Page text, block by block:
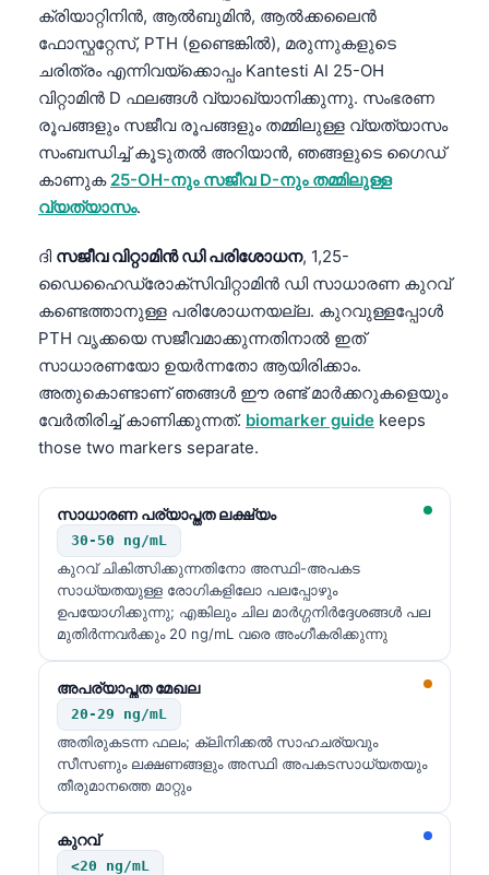
ക്രിയാറ്റിനിൻ, ആൽബുമിൻ, ആൽക്കലൈൻ
ഫോസ്ഫറ്റേസ്, PTH (ഉണ്ടെങ്കിൽ), മരുന്നുകളുടെ
ചരിത്രം എന്നിവയ്ക്കൊപ്പം Kantesti AI 25-OH
വിറ്റാമിൻ D ഫലങ്ങൾ വ്യാഖ്യാനിക്കുന്നു. സംഭരണ
രൂപങ്ങളും സജീവ രൂപങ്ങളും തമ്മിലുള്ള വ്യത്യാസം
സംബന്ധിച്ച് കൂടുതൽ അറിയാൻ, ഞങ്ങളുടെ ഗൈഡ്
കാണുക 25-OH-നും സജീവ D-നും തമ്മിലുള്ള
വ്യത്യാസം.
ദി സജീവ വിറ്റാമിൻ ഡി പരിശോധന, 1,25-
ഡൈഹൈഡ്രോക്സിവിറ്റാമിൻ ഡി സാധാരണ കുറവ്
കണ്ടെത്താനുള്ള പരിശോധനയല്ല. കുറവുള്ളപ്പോൾ
PTH വൃക്കയെ സജീവമാക്കുന്നതിനാൽ ഇത്
സാധാരണയോ ഉയർന്നതോ ആയിരിക്കാം.
അതുകൊണ്ടാണ് ഞങ്ങൾ ഈ രണ്ട് മാർക്കറുകളെയും
വേർതിരിച്ച് കാണിക്കുന്നത്. biomarker guide keeps
those two markers separate.
സാധാരണ പര്യാപ്തത ലക്ഷ്യം
30-50 ng/mL
കുറവ് ചികിത്സിക്കുന്നതിനോ അസ്ഥി-അപകട
സാധ്യതയുള്ള രോഗികളിലോ പലപ്പോഴും
ഉപയോഗിക്കുന്നു; എങ്കിലും ചില മാർഗ്ഗനിർദ്ദേശങ്ങൾ പല
മുതിർന്നവർക്കും 20 ng/mL വരെ അംഗീകരിക്കുന്നു
അപര്യാപ്തത മേഖല
20-29 ng/mL
അതിരുകടന്ന ഫലം; ക്ലിനിക്കൽ സാഹചര്യവും
സീസണും ലക്ഷണങ്ങളും അസ്ഥി അപകടസാധ്യതയും
തീരുമാനത്തെ മാറ്റും
കുറവ്
<20 ng/mL